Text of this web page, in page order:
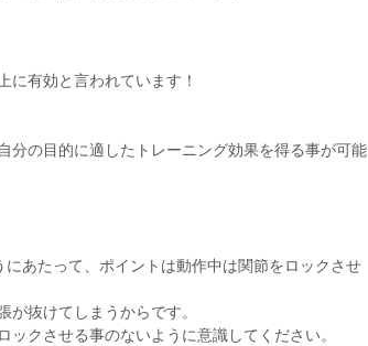
に有効と言われています！
分の目的に適したトレーニング効果を得る事が可能
あたって、ポイントは動作中は関節をロックさせ
抜けてしまうからです。
クさせる事のないように意識してください。